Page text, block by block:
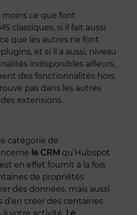
moins ce que font
classiques, si il fait aussi
que les autres ne font
et si il a aussi, niveau
indisponibles ailleurs,
des fonctionnalités hors
pas dans les autres
extensions.
catégorie de
le CRM qu’Hubspot
en effet fournit à la fois
de propriétés
des données, mais aussi
d’en créer des centaines